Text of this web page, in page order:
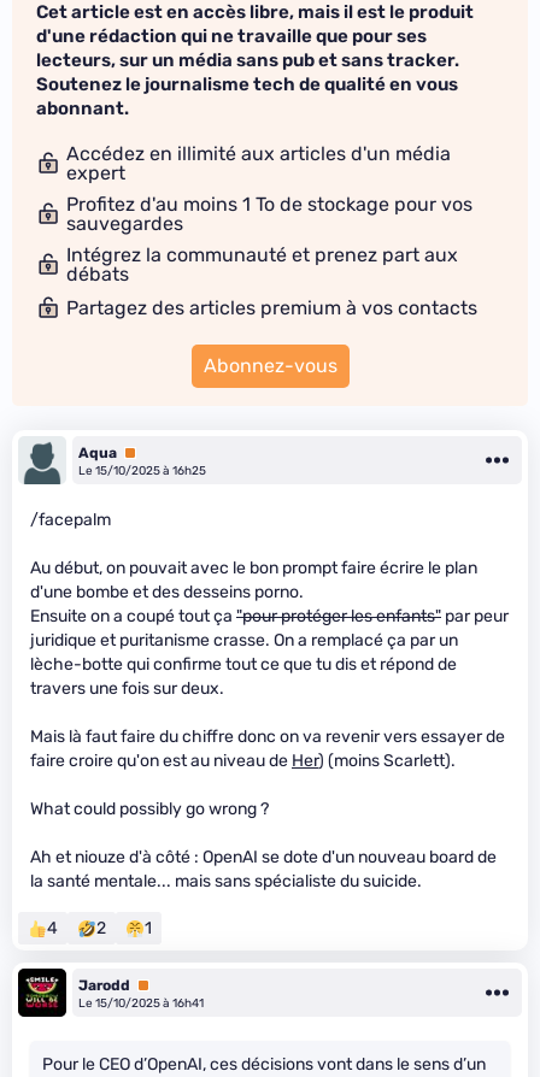
Cet article est en accès libre, mais il est le produit
d'une rédaction qui ne travaille que pour ses
lecteurs, sur un média sans pub et sans tracker.
Soutenez le journalisme tech de qualité en vous
abonnant.
Accédez en illimité aux articles d'un média
expert
Profitez d'au moins 1 To de stockage pour vos
sauvegardes
Intégrez la communauté et prenez part aux
débats
Partagez des articles premium à vos contacts
Abonnez-vous
Aqua Premium
Le 15/10/2025 à 16h25
/facepalm
Au début, on pouvait avec le bon prompt faire écrire le plan
d'une bombe et des desseins porno.
Ensuite on a coupé tout ça "pour protéger les enfants" par peur
juridique et puritanisme crasse. On a remplacé ça par un
lèche-botte qui confirme tout ce que tu dis et répond de
travers une fois sur deux.
Mais là faut faire du chiffre donc on va revenir vers essayer de
faire croire qu'on est au niveau de Her) (moins Scarlett).
What could possibly go wrong ?
Ah et niouze d'à côté : OpenAI se dote d'un nouveau board de
la santé mentale... mais sans spécialiste du suicide.
4 2 1
Jarodd
Premium
Le 15/10/2025 à 16h41
Pour le CEO d’OpenAI, ces décisions vont dans le sens d’un